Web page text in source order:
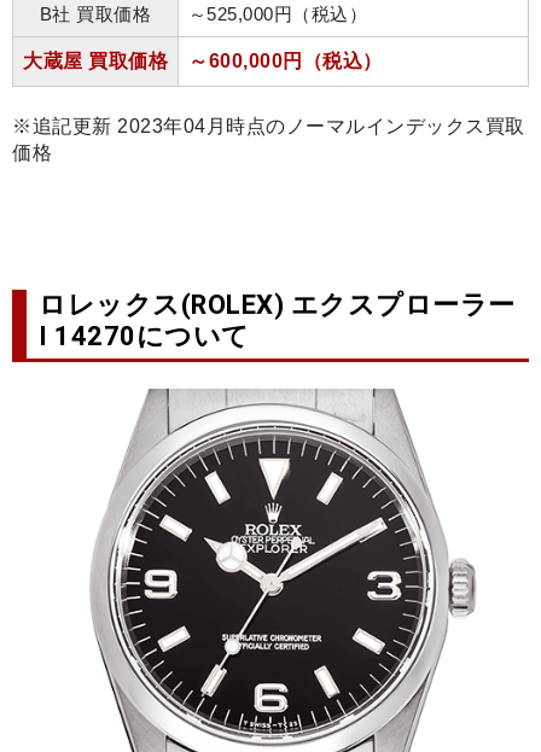
B社 買取価格 ～525,000円（税込）
大蔵屋 買取価格 ～600,000円（税込）
※追記更新 2023年04月時点のノーマルインデックス買取
価格
ロレックス(ROLEX) エクスプローラー
I 14270について